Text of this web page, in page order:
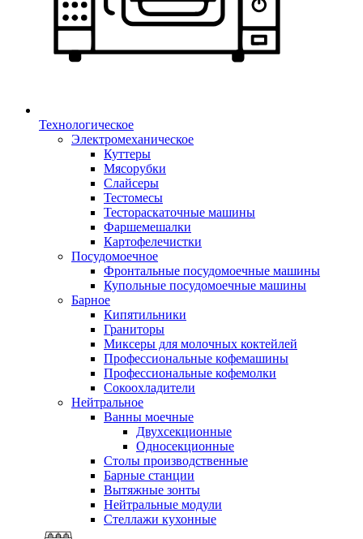
Технологическое
Электромеханическое
Куттеры
Мясорубки
Слайсеры
Тестомесы
Тестораскаточные машины
Фаршемешалки
Картофелечистки
Посудомоечное
Фронтальные посудомоечные машины
Купольные посудомоечные машины
Барное
Кипятильники
Граниторы
Миксеры для молочных коктейлей
Профессиональные кофемашины
Профессиональные кофемолки
Сокоохладители
Нейтральное
Ванны моечные
Двухсекционные
Односекционные
Столы производственные
Барные станции
Вытяжные зонты
Нейтральные модули
Стеллажи кухонные